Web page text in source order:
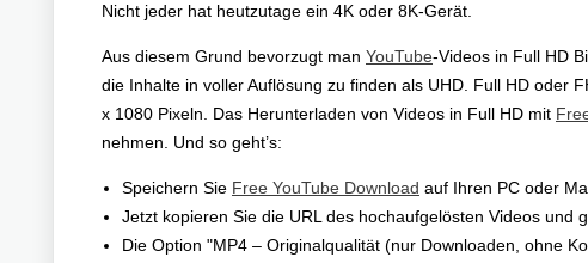
Nicht jeder hat heutzutage ein 4K oder 8K-Gerät.
Aus diesem Grund bevorzugt man YouTube-Videos in Full HD
die Inhalte in voller Auflösung zu finden als UHD. Full HD oder
x 1080 Pixeln. Das Herunterladen von Videos in Full HD mit
nehmen. Und so geht’s:
Speichern Sie Free YouTube Download auf Ihren PC oder
Jetzt kopieren Sie die URL des hochaufgelösten Videos und
Die Option "MP4 – Originalqualität (nur Downloaden, ohne